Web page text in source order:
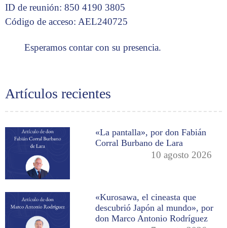
Artículos recientes
«La pantalla», por don Fabián
Corral Burbano de Lara
10 agosto 2026
«Kurosawa, el cineasta que
descubrió Japón al mundo», por
don Marco Antonio Rodríguez
ID de reunión: 850 4190 3805
Código de acceso: AEL240725
Esperamos contar con su presencia.